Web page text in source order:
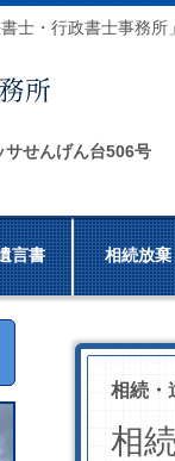
士・行政書士事務所」
せんげん台506号
言書 相続放棄
相続・
相